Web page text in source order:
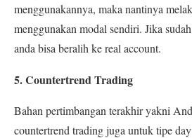
menggunakannya, maka nantinya
menggunakan modal sendiri. Jika
anda bisa beralih ke real account.
5. Countertrend Trading
Bahan pertimbangan terakhir yakni
countertrend trading juga untuk tipe